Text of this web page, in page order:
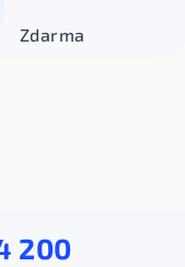
Zdarma
200